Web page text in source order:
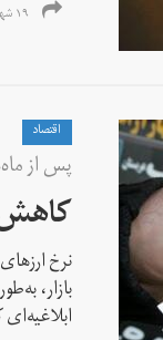
۱۹ شهریور ۱۳۹۷
اقتصاد
پس از
کاهش
بازار،